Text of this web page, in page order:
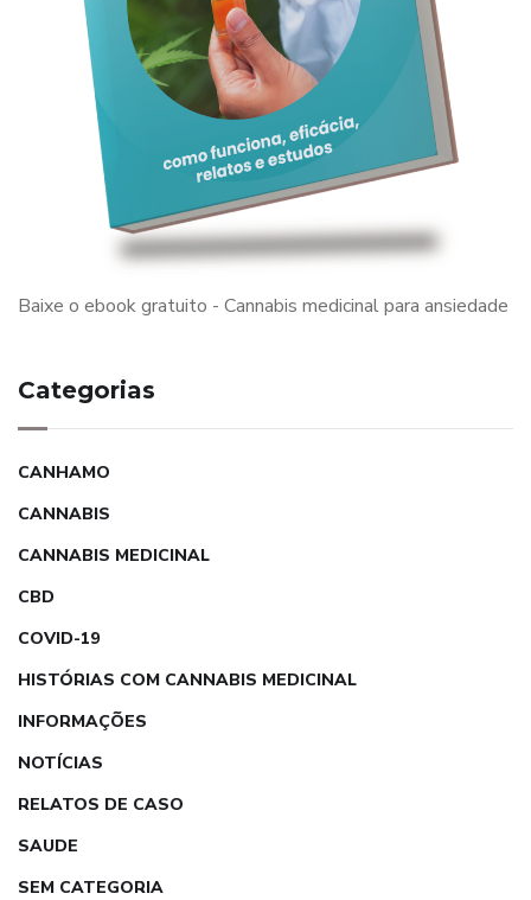
Baixe o ebook gratuito - Cannabis medicinal para ansiedade
Categorias
CANHAMO
CANNABIS
CANNABIS MEDICINAL
CBD
COVID-19
HISTÓRIAS COM CANNABIS MEDICINAL
INFORMAÇÕES
NOTÍCIAS
RELATOS DE CASO
SAUDE
SEM CATEGORIA